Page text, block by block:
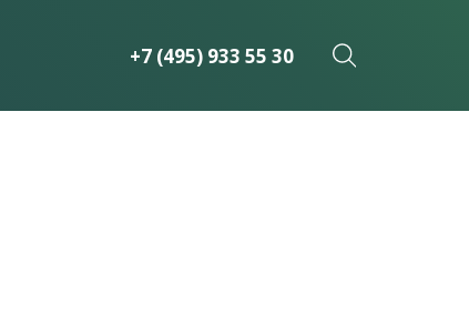
+7 (495) 933 55 30